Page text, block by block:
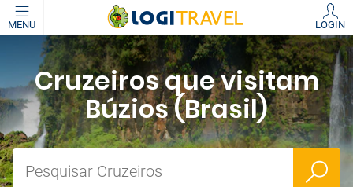
MENU LOGIN
Cruzeiros que visitam
Búzios (Brasil)
Pesquisar Cruzeiros